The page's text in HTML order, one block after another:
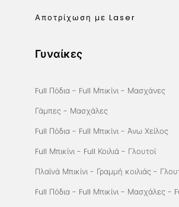
Αποτρίχωση με Laser
Γυναίκες
Full Πόδια - Full Μπικίνι - Μασχάνες
Γάμπες - Μασχάλες
Full Πόδια - Full Μπικίνι - Άνω Χείλος
Full Μπικίνι - Full Κοιλιά - Γλουτοί
Πλαϊνά Μπικίνι - Γραμμή κοιλιάς -
Full Πόδια - Full Μπικίνι - Μασχάλες -